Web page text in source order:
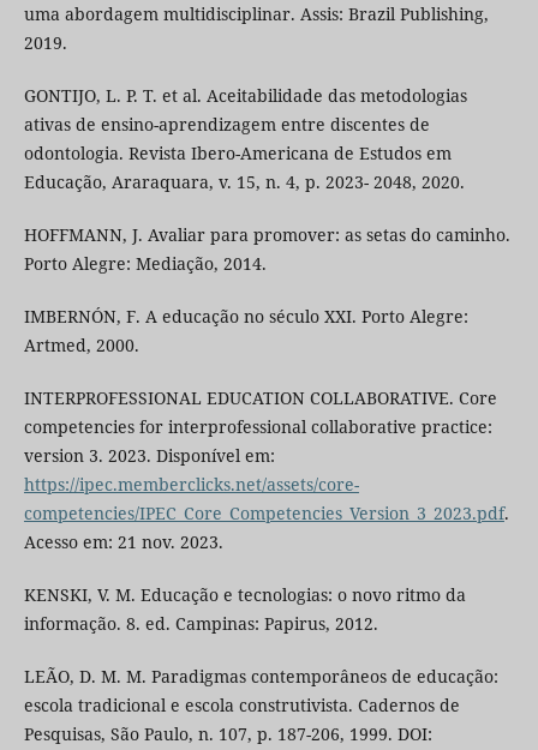
uma abordagem multidisciplinar. Assis: Brazil Publishing,
2019.
GONTIJO, L. P. T. et al. Aceitabilidade das metodologias
ativas de ensino-aprendizagem entre discentes de
odontologia. Revista Ibero-Americana de Estudos em
Educação, Araraquara, v. 15, n. 4, p. 2023- 2048, 2020.
HOFFMANN, J. Avaliar para promover: as setas do caminho.
Porto Alegre: Mediação, 2014.
IMBERNÓN, F. A educação no século XXI. Porto Alegre:
Artmed, 2000.
INTERPROFESSIONAL EDUCATION COLLABORATIVE. Core
competencies for interprofessional collaborative practice:
version 3. 2023. Disponível em:
https://ipec.memberclicks.net/assets/core-
competencies/IPEC_Core_Competencies_Version_3_2023.pdf.
Acesso em: 21 nov. 2023.
KENSKI, V. M. Educação e tecnologias: o novo ritmo da
informação. 8. ed. Campinas: Papirus, 2012.
LEÃO, D. M. M. Paradigmas contemporâneos de educação:
escola tradicional e escola construtivista. Cadernos de
Pesquisas, São Paulo, n. 107, p. 187-206, 1999. DOI: